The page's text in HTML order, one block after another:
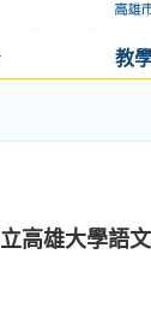
教
高雄大學語